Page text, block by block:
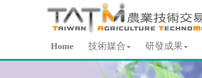
Home 技術媒合 研發成果